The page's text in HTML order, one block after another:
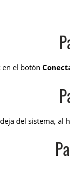
en el botón
del sistema, al